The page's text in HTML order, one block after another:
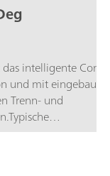
intelligente
und mit
Trenn- und
Einfache